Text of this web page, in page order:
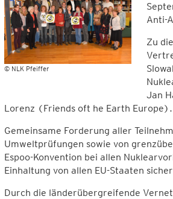
© NLK Pfeiffer
Anti-
Zu
Jan
Lorenz (Friends oft he Earth Europe).
Gemeinsame Forderung aller
Umweltprüfungen sowie von
Espoo-Konvention bei allen
Einhaltung von allen EU-Staaten
Durch die länderübergreifende